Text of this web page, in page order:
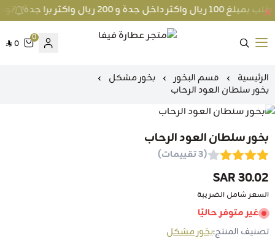
و 200 ريال واكثر برا جدة توصيل
0
0
الرئيسية قسم البخور
بخور مشكل
بخور سلطان العود الرحاب
بخور سلطان العود الرحاب
(3 تقييمات)
30.02 SAR
السعر شامل الضريبة
غير متوفر حاليًا
تصنيف المنتج:بخور مشكل